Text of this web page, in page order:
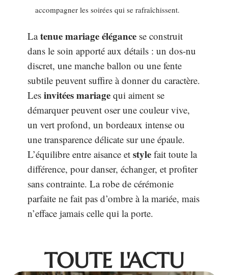
accompagner les soirées qui se rafraîchissent.
Latenue mariage élégance se construit
dans le soin apporté aux détails : un dos-nu
discret, une manche ballon ou une fente
subtile peuvent suffire à donner du caractère.
Les invitées mariage qui aiment se
démarquer peuvent oser une couleur vive,
un vert profond, un bordeaux intense ou
une transparence délicate sur une épaule.
L’équilibre entre aisance et style fait toute la
différence, pour danser, échanger, et profiter
sans contrainte. La robe de cérémonie
parfaite ne fait pas d’ombre à la mariée, mais
n’efface jamais celle qui la porte.
TOUTE L'ACTU